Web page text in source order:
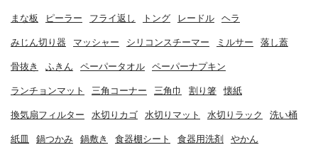
まな板 ピーラー フライ返し トング レードル ヘラ
みじん切り器 マッシャー シリコンスチーマー ミルサー 落し蓋
骨抜き ふきん ペーパータオル ペーパーナプキン
ランチョンマット 三角コーナー 三角巾 割り箸 懐紙
換気扇フィルター 水切りカゴ 水切りマット 水切りラック 洗い桶
紙皿 鍋つかみ 鍋敷き 食器棚シート 食器用洗剤 やかん